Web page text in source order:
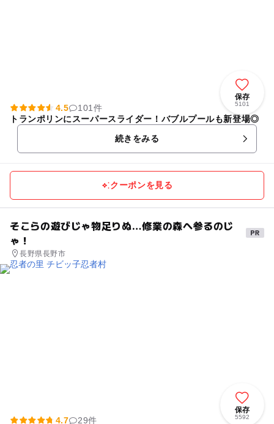
保存
5101
4.5
101件
トランポリンにスーパースライダー！バブルプールも新登場◎
続きをみる
クーポンを見る
そこらの遊びじゃ物足りぬ…修業の森へ参るのじ
ゃ！
長野県長野市
保存
5592
4.7
29件